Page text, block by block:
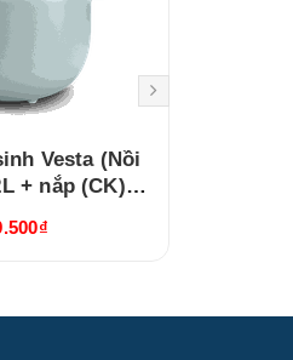
Vesta (Nồi
+ nắp (CK)